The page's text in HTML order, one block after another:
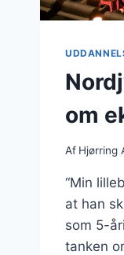
om
Af Hjørring
“Min
at han
som 5-
tanken